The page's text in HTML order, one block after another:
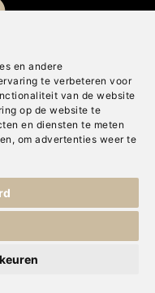
en andere
te verbeteren voor
van de website
op de website te
en diensten te meten
, om advertenties weer te